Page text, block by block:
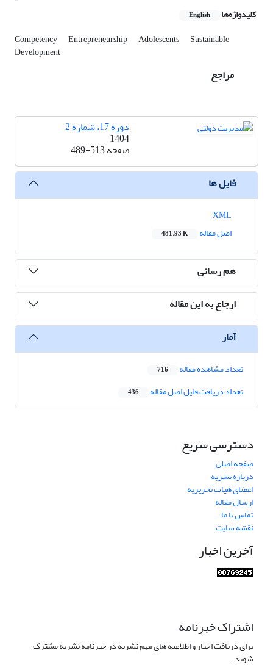
کلیدواژه‌ها English
Competency Entrepreneurship Adolescents Sustainable
Development
مراجع
دوره 17، شماره 2
1404
صفحه489-513
فایل ها
اصل مقاله
481.93 K
هم رسانی
ارجاع به این مقاله
آمار
تعداد مشاهده مقاله 716
تعداد دریافت فایل اصل مقاله 436
دسترسی سریع
صفحه اصلی
درباره نشریه
اعضای هیات تحریریه
ارسال مقاله
تماس با ما
نقشه سایت
آخرین اخبار
اشتراک خبرنامه
برای دریافت اخبار و اطلاعیه های مهم نشریه در خبرنامه نشریه مشترک
شوید.